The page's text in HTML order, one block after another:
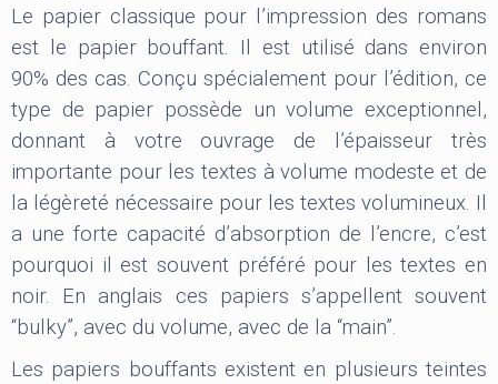
Le papier classique pour l’impression des romans
est le papier bouffant. Il est utilisé dans environ
90% des cas. Conçu spécialement pour l’édition, ce
type de papier possède un volume exceptionnel,
donnant à votre ouvrage de l’épaisseur très
importante pour les textes à volume modeste et de
la légèreté nécessaire pour les textes volumineux. Il
a une forte capacité d’absorption de l’encre, c’est
pourquoi il est souvent préféré pour les textes en
noir. En anglais ces papiers s’appellent souvent
“bulky”, avec du volume, avec de la “main”.
Les papiers bouffants existent en plusieurs teintes